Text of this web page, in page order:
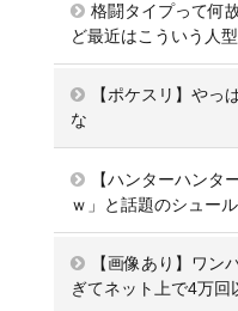
格闘タイプって何
ど最近はこういう人
【ポケスリ】やっ
な
【ハンターハンタ
ｗ」と話題のシュー
【画像あり】ワン
ぎてネット上で4万回